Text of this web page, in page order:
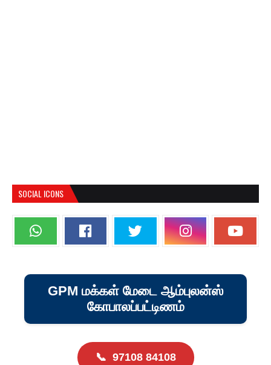
SOCIAL ICONS
GPM மக்கள் மேடை ஆம்புலன்ஸ்
கோபாலப்பட்டிணம்
📞 97108 84108